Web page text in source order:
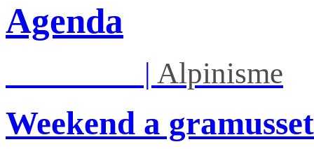
Agenda
| Alpinisme
Weekend a gramusset